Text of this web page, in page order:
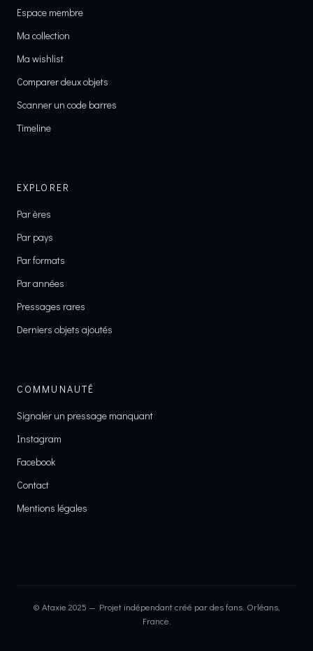
Espace membre
Ma collection
Ma wishlist
Comparer deux objets
Scanner un code barres
Timeline
EXPLORER
Par ères
Par pays
Par formats
Par années
Pressages rares
Derniers objets ajoutés
COMMUNAUTÉ
Signaler un pressage manquant
Instagram
Facebook
Contact
Mentions légales
© Ataxie 2025 — Projet indépendant créé par des fans. Orléans,
France.